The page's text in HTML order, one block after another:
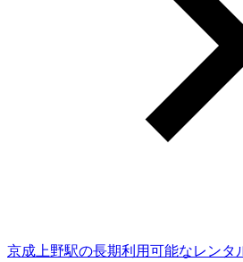
京成上野駅の長期利用可能なレンタ